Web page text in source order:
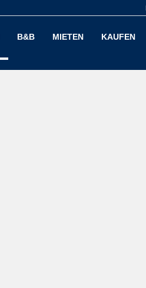
B&B MIETEN KAUFEN